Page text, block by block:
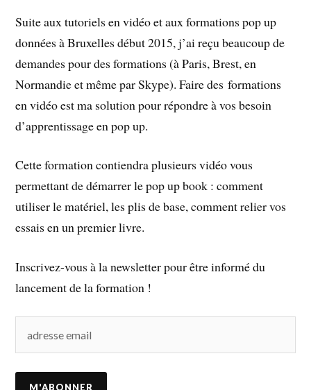
Suite aux tutoriels en vidéo et aux formations pop up
données à Bruxelles début 2015, j’ai reçu beaucoup de
demandes pour des formations (à Paris, Brest, en
Normandie et même par Skype). Faire des formations
en vidéo est ma solution pour répondre à vos besoin
d’apprentissage en pop up.
Cette formation contiendra plusieurs vidéo vous
permettant de démarrer le pop up book : comment
utiliser le matériel, les plis de base, comment relier vos
essais en un premier livre.
Inscrivez-vous à la newsletter pour être informé du
lancement de la formation !